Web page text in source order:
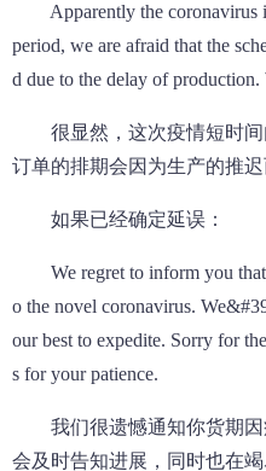
Apparently the coronavirus
period, we are afraid that the
d due to the delay of
很显然，这次疫情短时间
订单的排期会因为生产的推
如果已经确定延误：
We regret to inform you that
o the novel coronavirus.
our best to expedite. Sorry for
s for your patience.
我们很遗憾通知你货期因
会及时告知进展，同时也在